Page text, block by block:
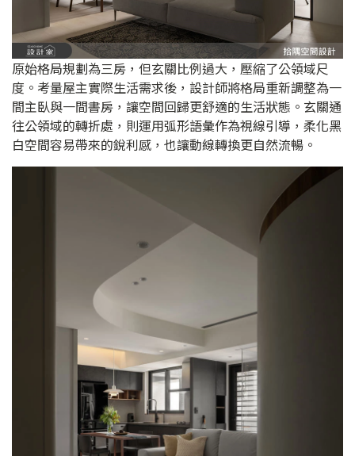
原始格局規劃為三房，但玄關比例過大，壓縮了公領域尺
度。考量屋主實際生活需求後，設計師將格局重新調整為一
間主臥與一間書房，讓空間回歸更舒適的生活狀態。玄關通
往公領域的轉折處，則運用弧形語彙作為視線引導，柔化黑
白空間容易帶來的銳利感，也讓動線轉換更自然流暢。